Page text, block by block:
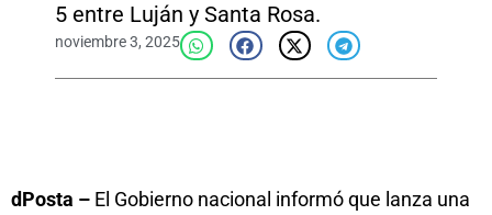
5 entre Luján y Santa Rosa.
noviembre 3, 2025
dPosta – El Gobierno nacional informó que lanza una